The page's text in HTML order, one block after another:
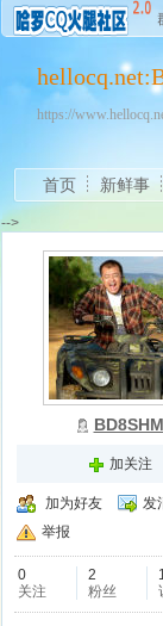
https://
首页 新鲜事
-->
BD8SHM
加关注
加为好友
发
举报
0
关注
2
粉丝